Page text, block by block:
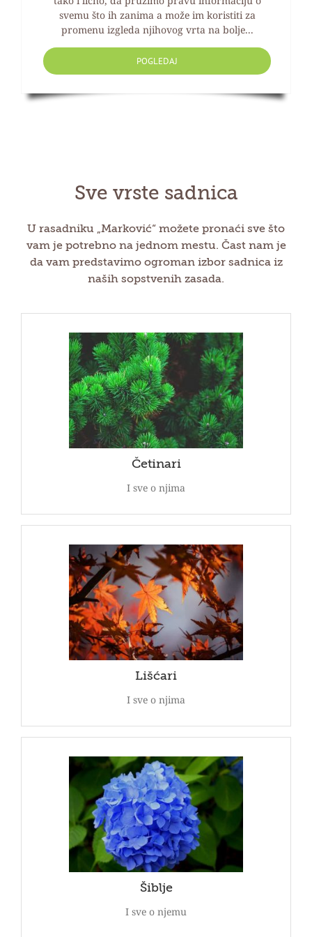
svemu što ih zanima a može im koristiti za
promenu izgleda njihovog vrta na bolje...
POGLEDAJ
Sve vrste sadnica
U rasadniku „Marković“ možete pronaći sve što
vam je potrebno na jednom mestu. Čast nam je
da vam predstavimo ogroman izbor sadnica iz
naših sopstvenih zasada.
Četinari
I sve o njima
Četinari
Ovo , najčešće zimzeleno drveće je oduvek bilo
omiljen i trajan ukras. Pogledajte našu ponudu
četinara.
POGLEDAJ
Lišćari
I sve o njima
Lišćari
Izuzetnu dekorativnu crtu im daju list, njihove boje
tokom godine kao i raznovrsni plodovi. Pogledajte
našu ponudu lišćara.
Šiblje
I sve o njemu
Šiblje
Pravi izbor za vašu baštu. Pogledajte našu ponudu
šiblja.
POGLEDAJ